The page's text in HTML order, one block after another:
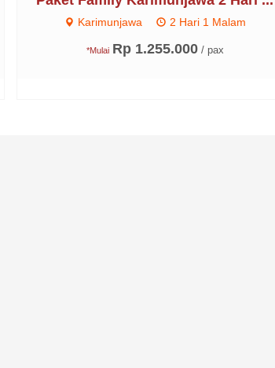
Karimunjawa 2 Hari 1 Malam
*Mulai Rp 1.255.000 / pax